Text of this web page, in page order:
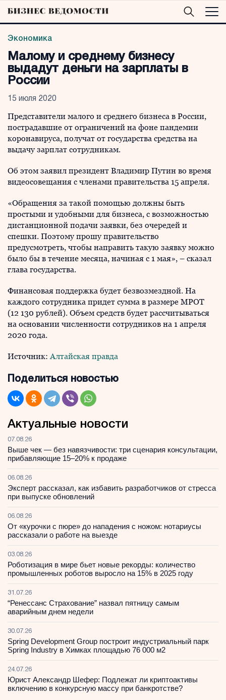
Экономика
Малому и среднему бизнесу
выдадут деньги на зарплаты в
России
15 июля 2020
Представители малого и среднего бизнеса в России,
пострадавшие от ограничений на фоне пандемии
коронавируса, получат от государства средства на
выдачу зарплат сотрудникам.
Об этом заявил президент Владимир Путин во время
видеосовещания с членами правительства 15 апреля.
«Обращения за такой помощью должны быть
простыми и удобными для бизнеса, с возможностью
дистанционной подачи заявки, без очередей и
спешки. Поэтому прошу правительство
предусмотреть, чтобы направить такую заявку можно
было бы в течение месяца, начиная с 1 мая», – сказал
глава государства.
Финансовая поддержка будет безвозмездной. На
каждого сотрудника придет сумма в размере МРОТ
(12 130 рублей). Объем средств будет рассчитываться
на основании численности сотрудников на 1 апреля
2020 года.
Источник:Алтайская правда
Поделиться новостью
Актуальные новости
07.08.26
Выше чек — без навязчивости: три сценария консультации,
прибавляющие 15–20% к продаже
06.08.26
Эксперт рассказал, как избавить разработчиков от стресса
при выпуске обновлений
06.08.26
От «курочки с пюре» до нападения с ножом: нотариусы
рассказали о работе на выезде
03.08.26
Роботизация в мире бьет новые рекорды: количество
промышленных роботов выросло на 15% в 2025 году
31.07.26
“Ренессанс Страхование” назвал пятницу самым
аварийным днем недели
30.07.26
Spring Development Group построит индустриальный парк
Spring Industry в Химках площадью 76 000 м2
24.07.26
Юрист Александр Шефер: Подлежат ли криптоактивы
включению в конкурсную массу при банкротстве?